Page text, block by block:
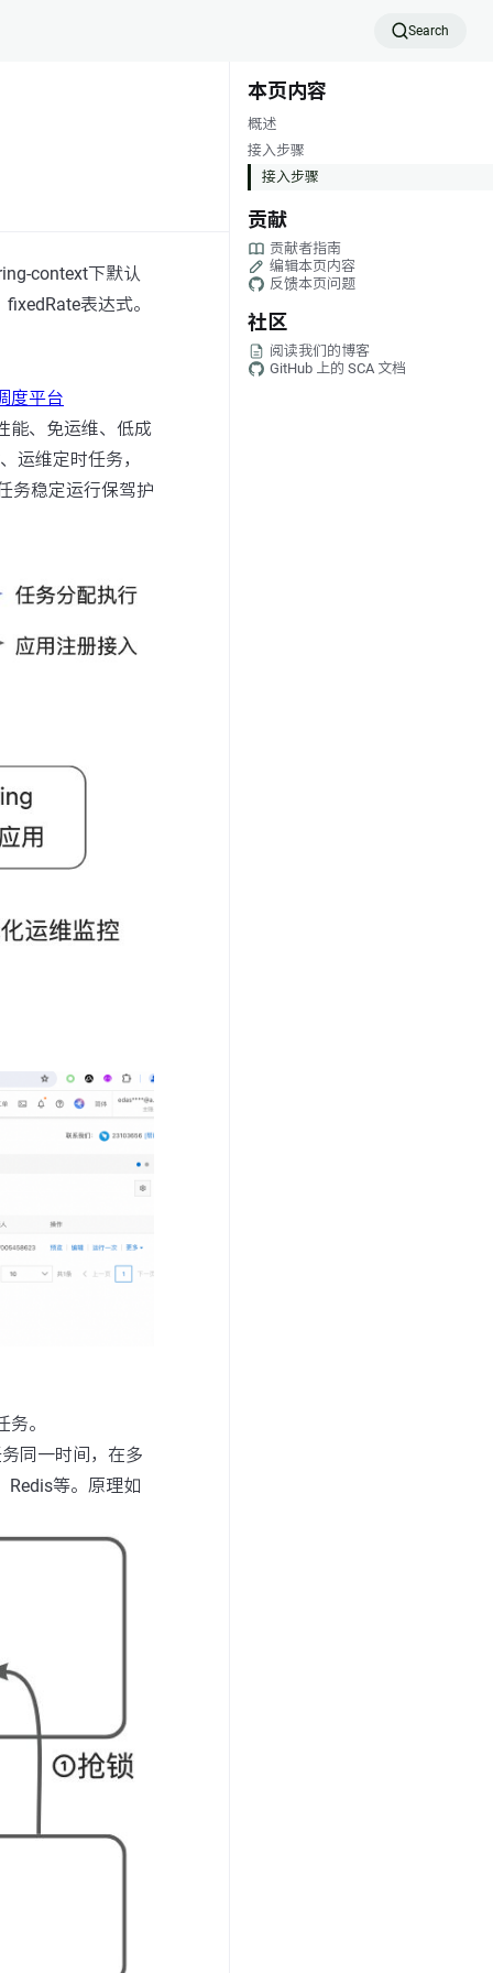
Search
本页内容
概述
接入步骤
接入步骤
贡献
贡献者指南
编辑本页内容
反馈本页问题
社区
阅读我们的博客
GitHub 上的 SCA 文档
context下默认
表达式。
度平台
能、免运维、低成
运维定时任务，
务稳定运行保驾护
。
同一时间，在多
Redis等。原理如